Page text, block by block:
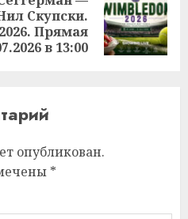
Скупски.
Прямая
в 13:00
опубликован.
*